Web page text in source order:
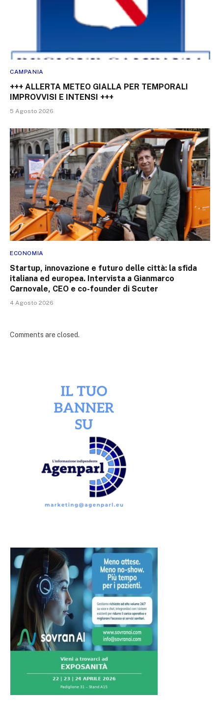
CAMPANIA
+++ ALLERTA METEO GIALLA PER TEMPORALI
IMPROVVISI E INTENSI +++
5 Agosto 2026
ECONOMIA
Startup, innovazione e futuro delle città: la sfida
italiana ed europea. Intervista a Gianmarco
Carnovale, CEO e co-founder di Scuter
4 Agosto 2026
Comments are closed.